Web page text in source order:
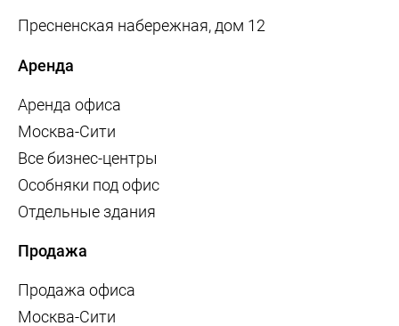
Пресненская набережная, дом 12
Аренда
Аренда офиса
Москва-Сити
Все бизнес-центры
Особняки под офис
Отдельные здания
Продажа
Продажа офиса
Москва-Сити